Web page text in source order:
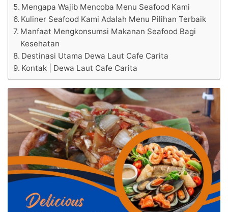
Mengapa Wajib Mencoba Menu Seafood Kami
Kuliner Seafood Kami Adalah Menu Pilihan Terbaik
Manfaat Mengkonsumsi Makanan Seafood Bagi
Kesehatan
Destinasi Utama Dewa Laut Cafe Carita
Kontak | Dewa Laut Cafe Carita